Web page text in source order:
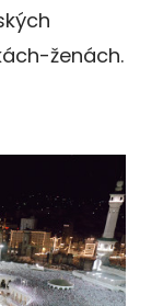
ženách.